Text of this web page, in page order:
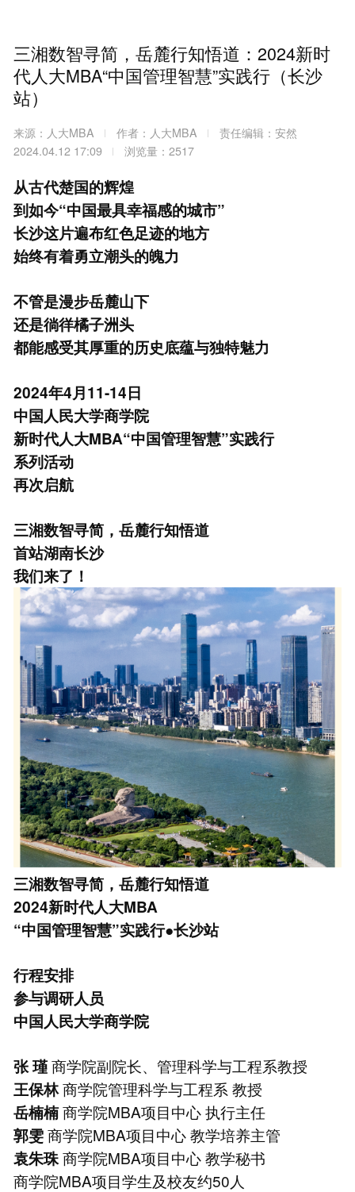
三湘数智寻简，岳麓行知悟道：2024新时
代人大MBA“中国管理智慧”实践行（长沙
站）
来源：人大MBA 作者：人大MBA
责任编辑：安然
2024.04.12 17:09
浏览量：2517
从古代楚国的辉煌
到如今“中国最具幸福感的城市”
长沙这片遍布红色足迹的地方
始终有着勇立潮头的魄力
不管是漫步岳麓山下
还是徜徉橘子洲头
都能感受其厚重的历史底蕴与独特魅力
2024年4月11-14日
中国人民大学商学院
新时代人大MBA“中国管理智慧”实践行
系列活动
再次启航
三湘数智寻简，岳麓行知悟道
首站湖南长沙
我们来了！
三湘数智寻简，岳麓行知悟道
2024新时代人大MBA
“中国管理智慧”实践行●长沙站
行程安排
参与调研人员
中国人民大学商学院
张 瑾商学院副院长、管理科学与工程系教授
王保林商学院管理科学与工程系 教授
岳楠楠商学院MBA项目中心 执行主任
郭雯商学院MBA项目中心 教学培养主管
袁朱珠商学院MBA项目中心 教学秘书
商学院MBA项目学生及校友约50人